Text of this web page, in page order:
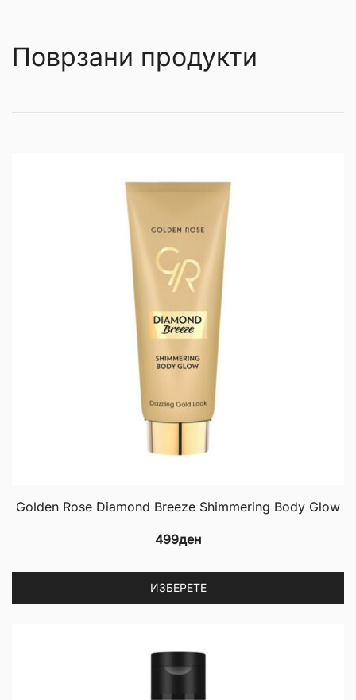
Поврзани продукти
Golden Rose Diamond Breeze Shimmering Body Glow
499ден
ИЗБЕРЕТЕ